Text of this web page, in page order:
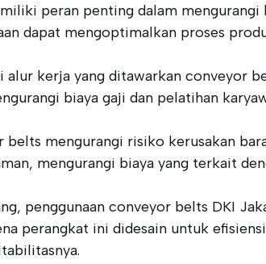
peran penting dalam mengurangi
dapat mengoptimalkan proses
alur kerja yang ditawarkan conveyor
biaya gaji dan pelatihan
belts mengurangi risiko kerusakan
mengurangi biaya yang terkait
penggunaan conveyor belts DKI
perangkat ini didesain untuk